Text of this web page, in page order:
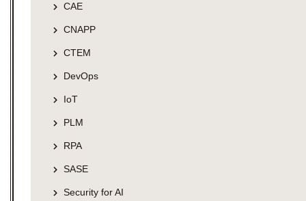
CAE
CNAPP
CTEM
DevOps
IoT
PLM
RPA
SASE
Security for AI